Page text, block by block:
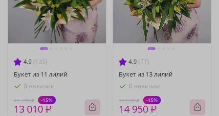
4.9 (135)
Букет из 11 лилий
В наличии
15 310 ₽ -15%
13 010 ₽
4.9 (77)
Букет из 13 лилий
В наличии
17 590 ₽ -15%
14 950 ₽